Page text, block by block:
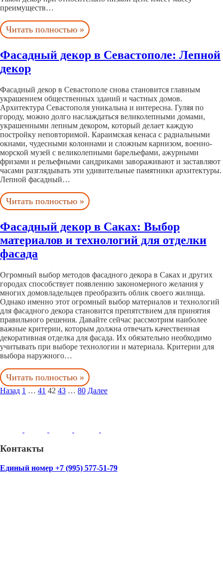
преимуществ…
Читать полностью »
Фасадный декор в Севастополе: Лепной
декор
Фасадный декор в Севастополе снова становится главным
украшением общественных зданий и частных домов.
Архитектура Севастополя уникальна и интересна. Гуляя по
городу, можно долго наслаждаться великолепными домами,
украшенными лепным декором, который делает каждую
постройку неповторимой. Караимская кенаса с радиальными
окнами, чудесными колоннами и сложным карнизом, военно-
морской музей с великолепными барельефами, ажурными
фризами и рельефными сандриками завораживают и заставляют
часами разглядывать эти удивительные памятники архитектуры.
Лепной фасадный…
Читать полностью »
Фасадный декор в Саках: Выбор
материалов и технологий для отделки
фасада
Огромный выбор методов фасадного декора в Саках и других
городах способствует появлению закономерного желания у
многих домовладельцев преобразить облик своего жилища.
Однако именно этот огромный выбор материалов и технологий
для фасадного декора становится препятствием для принятия
правильного решения. Давайте сейчас рассмотрим наиболее
важные критерии, которым должна отвечать качественная
декоративная отделка для фасада. Их обязательно необходимо
учитывать при выборе технологии и материала. Критерии для
выбора наружного…
Читать полностью »
Назад 1 … 41 42 43 … 80 Далее
Контакты
Единый номер +7 (995) 577-51-79